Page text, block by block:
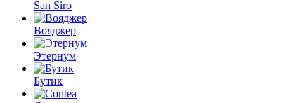
San Siro
Вояджер
Этернум
Бутик